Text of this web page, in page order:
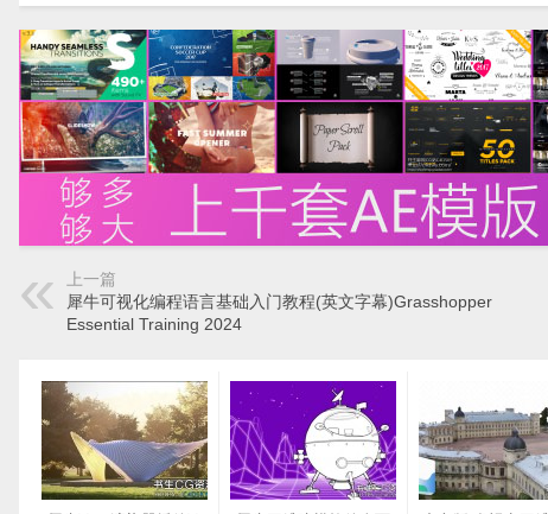
上一篇
犀牛可视化编程语言基础入门教程(英文字幕)Grasshopper
Essential Training 2024